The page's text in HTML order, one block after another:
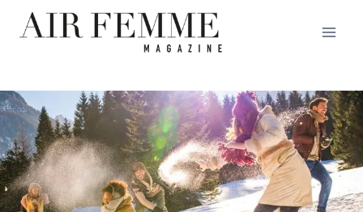
Saltar